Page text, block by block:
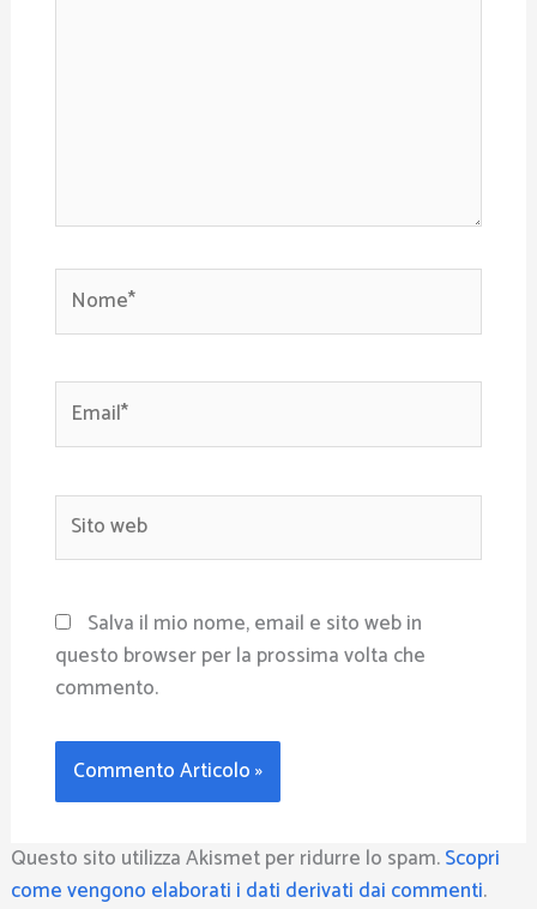
Sito
web
Salva il mio nome, email e sito web in
questo browser per la prossima volta che
commento.
Questo sito utilizza Akismet per ridurre lo spam.Scopri
come vengono elaborati i dati derivati dai commenti.